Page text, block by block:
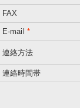
FAX
E-mail *
連絡方法
連絡時間帯